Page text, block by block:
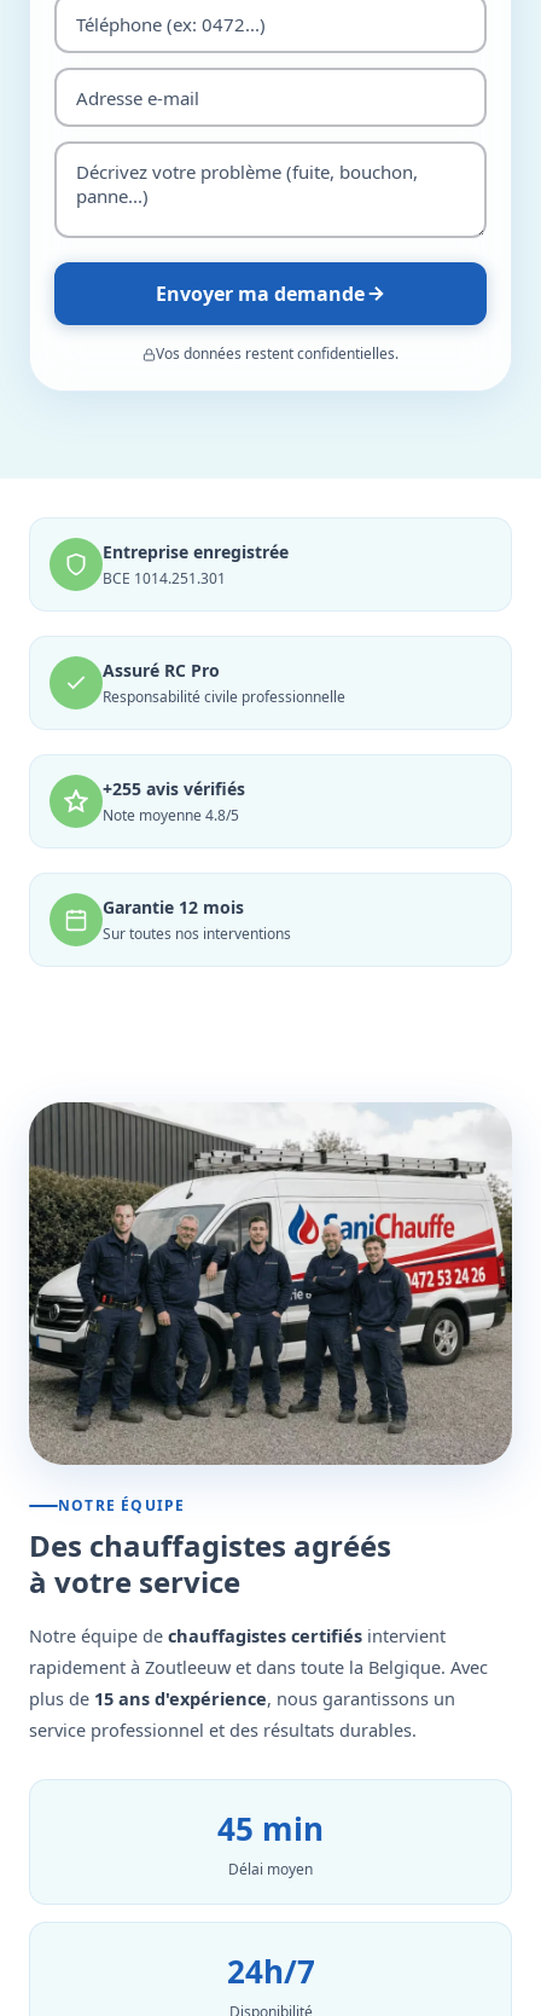
Envoyer ma demande
Vos données restent confidentielles.
Entreprise enregistrée
BCE 1014.251.301
Assuré RC Pro
Responsabilité civile professionnelle
+255 avis vérifiés
Note moyenne 4.8/5
Garantie 12 mois
Sur toutes nos interventions
NOTRE ÉQUIPE
Des chauffagistes agréés
à votre service
Notre équipe de chauffagistes certifiés intervient
rapidement à Zoutleeuw et dans toute la Belgique. Avec
plus de 15 ans d'expérience, nous garantissons un
service professionnel et des résultats durables.
45 min
Délai moyen
24h/7
Disponibilité